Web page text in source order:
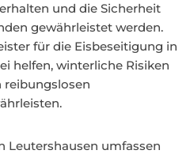
und die Sicherheit
gewährleistet werden.
für die Eisbeseitigung in
helfen, winterliche Risiken
Leutershausen umfassen